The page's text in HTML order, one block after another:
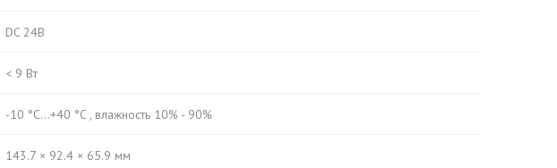
DC 24В
< 9 Вт
-10 °C…+40 °C , влажность 10% - 90%
143.7 × 92.4 × 65.9 мм